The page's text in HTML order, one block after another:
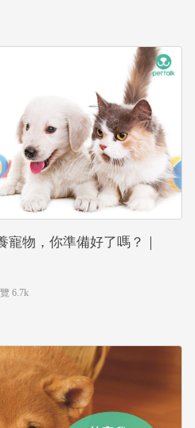
物，你準備好了嗎？｜
6.7k